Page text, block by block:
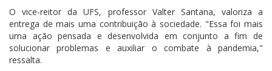
O vice-reitor da UFS, professor Valter Santana, valoriza a
entrega de mais uma contribuição à sociedade. "Essa foi mais
uma ação pensada e desenvolvida em conjunto a fim de
solucionar problemas e auxiliar o combate à pandemia,"
ressalta.